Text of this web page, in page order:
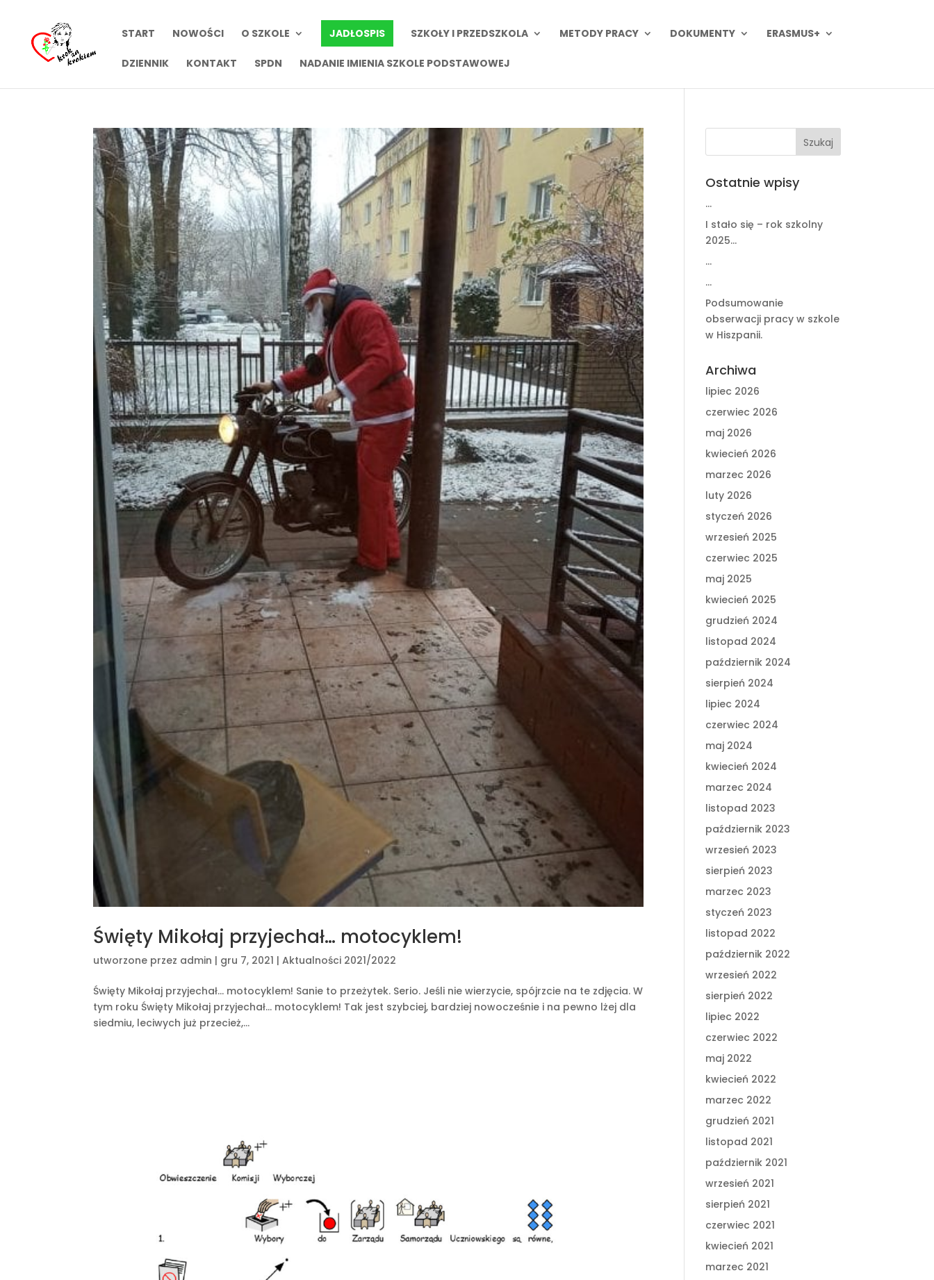
START NOWOŚCI O SZKOLE JADŁOSPIS SZKOŁY I PRZEDSZKOLA METODY PRACY DOKUMENTY ERASMUS+
DZIENNIK KONTAKT SPDN NADANIE IMIENIA SZKOLE PODSTAWOWEJ
Święty Mikołaj przyjechał… motocyklem!
utworzone przez admin | gru 7, 2021 |Aktualności 2021/2022
Święty Mikołaj przyjechał… motocyklem! Sanie to przeżytek. Serio. Jeśli nie wierzycie, spójrzcie na te zdjęcia. W
tym roku Święty Mikołaj przyjechał… motocyklem! Tak jest szybciej, bardziej nowocześnie i na pewno lżej dla
siedmiu, leciwych już przecież,...
Ostatnie wpisy
…
I stało się – rok szkolny
2025…
…
…
Podsumowanie
obserwacji pracy w szkole
w Hiszpanii.
Archiwa
lipiec 2026
czerwiec 2026
maj 2026
kwiecień 2026
marzec 2026
luty 2026
styczeń 2026
wrzesień 2025
czerwiec 2025
maj 2025
kwiecień 2025
grudzień 2024
listopad 2024
październik 2024
sierpień 2024
lipiec 2024
czerwiec 2024
maj 2024
kwiecień 2024
marzec 2024
listopad 2023
październik 2023
wrzesień 2023
sierpień 2023
marzec 2023
styczeń 2023
listopad 2022
październik 2022
wrzesień 2022
sierpień 2022
lipiec 2022
czerwiec 2022
maj 2022
kwiecień 2022
marzec 2022
grudzień 2021
listopad 2021
październik 2021
wrzesień 2021
sierpień 2021
czerwiec 2021
kwiecień 2021
marzec 2021